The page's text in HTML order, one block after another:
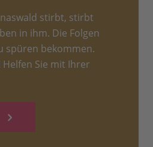
stirbt, stirbt
in ihm. Die Folgen
spüren bekommen.
Sie mit Ihrer